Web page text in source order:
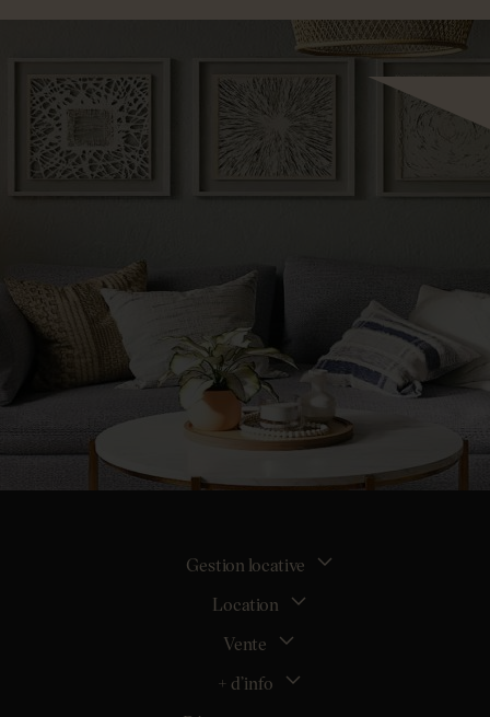
Gestion locative
La gestion locative
Location
Tous nos biens en location
Vente
Estimer mon bien
+ d’info